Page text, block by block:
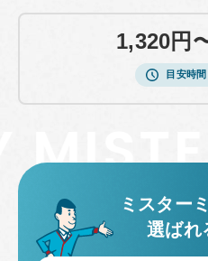
店舗を探す
オンライン修理見積もりサービス
よくあるご質問
採用情報
1,320円
目安時間
ミスター
選ばれ